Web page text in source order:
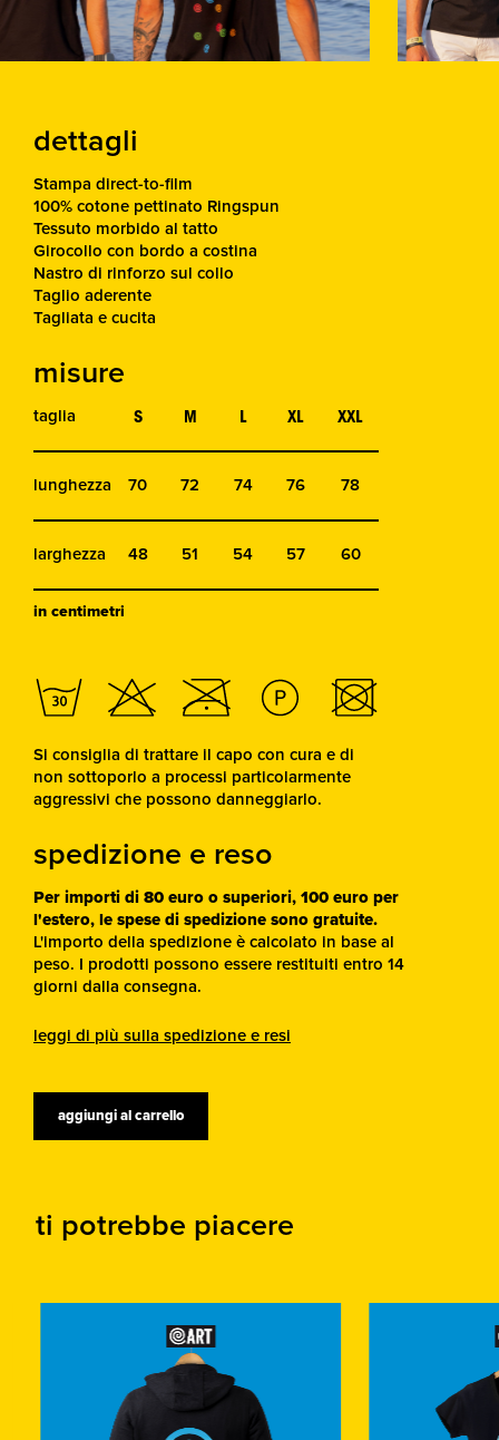
dettagli
Stampa direct-to-film
100% cotone pettinato Ringspun
Tessuto morbido al tatto
Girocollo con bordo a costina
Nastro di rinforzo sul collo
Taglio aderente
Tagliata e cucita
misure
taglia S M L XL XXL
lunghezza 70 72 74 76 78
larghezza 48 51 54 57 60
in centimetri
Si consiglia di trattare il capo con cura e di
non sottoporlo a processi particolarmente
aggressivi che possono danneggiarlo.
spedizione e reso
Per importi di 80 euro o superiori, 100 euro per
l'estero, le spese di spedizione sono gratuite.
L'importo della spedizione è calcolato in base al
peso. I prodotti possono essere restituiti entro 14
giorni dalla consegna.
leggi di più sulla spedizione e resi
aggiungi al carrello
ti potrebbe piacere